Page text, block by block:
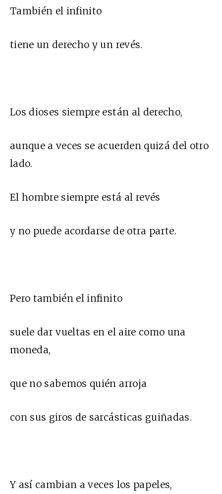
También el infinito
tiene un derecho y un revés.
Los dioses siempre están al derecho,
aunque a veces se acuerden quizá del otro
lado.
El hombre siempre está al revés
y no puede acordarse de otra parte.
Pero también el infinito
suele dar vueltas en el aire como una
moneda,
que no sabemos quién arroja
con sus giros de sarcásticas guiñadas.
Y así cambian a veces los papeles,